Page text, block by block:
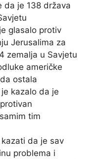
da je 138 država
glasalo protiv
Jerusalima za
zemalja u Savjetu
američke
ostala
kazalo da je
tim
da je sav
problema i